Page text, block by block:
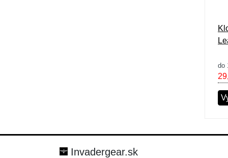
do
Invadergear.sk